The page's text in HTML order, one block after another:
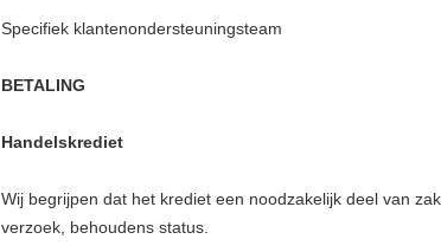
Specifiek klantenondersteuningsteam
BETALING
Handelskrediet
Wij begrijpen dat het krediet een noodzakelijk deel van
verzoek, behoudens status.